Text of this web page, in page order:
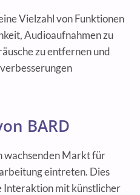
Vielzahl von Funktionen
Audioaufnahmen zu
zu entfernen und
BARD
wachsenden Markt für
eintreten. Dies
Interaktion mit künstlicher